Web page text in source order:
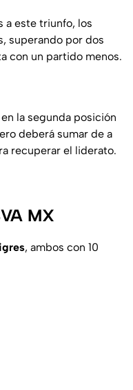
a este triunfo, los
superando por dos
con un partido menos.
la segunda posición
deberá sumar de a
recuperar el liderato.
MX
, ambos con 10